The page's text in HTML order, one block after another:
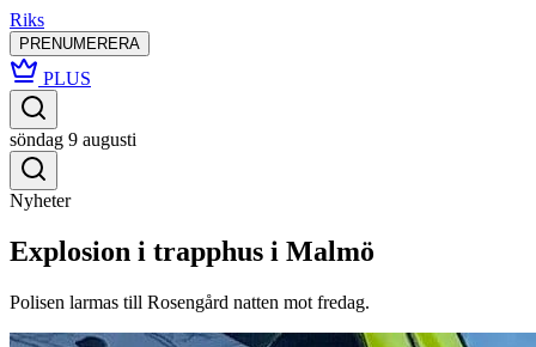
Riks
PRENUMERERA
PLUS
söndag 9 augusti
Nyheter
Explosion i trapphus i Malmö
Polisen larmas till Rosengård natten mot fredag.